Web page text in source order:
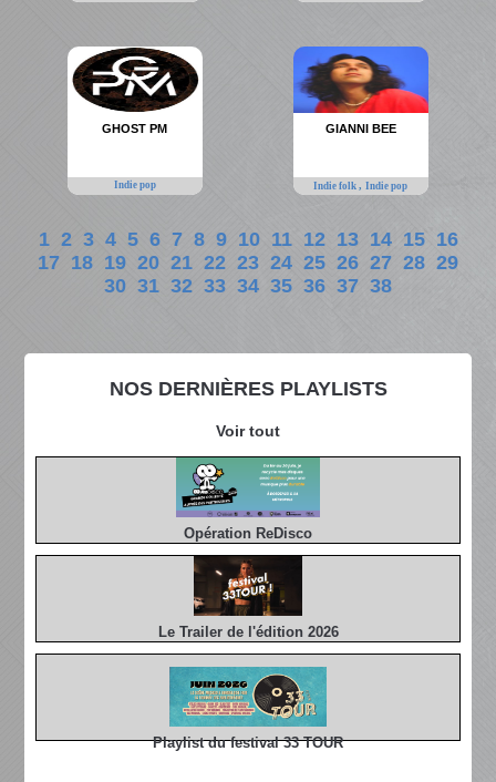
NOS DERNIÈRES PLAYLISTS
Voir tout
Opération ReDisco
Le Trailer de l'édition 2026
Playlist du festival 33 TOUR
GHOST PM
Indie pop
GIANNI BEE
Indie folk,Indie pop
1 2 3 4 5 6 7 8 9 10 11 12 13 14 15 16
17 18 19 20 21 22 23 24 25 26 27 28 29
30 31 32 33 34 35 36 37 38